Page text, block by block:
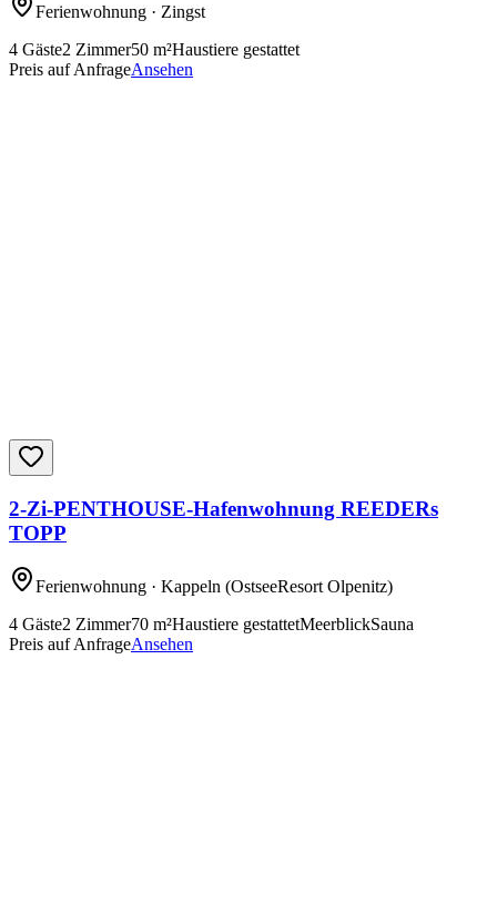
Ferienwohnung · Zingst
4 Gäste2 Zimmer50 m²Haustiere gestattet
Preis auf AnfrageAnsehen
2-Zi-PENTHOUSE-Hafenwohnung REEDERs
TOPP
Ferienwohnung · Kappeln (OstseeResort Olpenitz)
4 Gäste2 Zimmer70 m²Haustiere gestattetMeerblickSauna
Preis auf AnfrageAnsehen